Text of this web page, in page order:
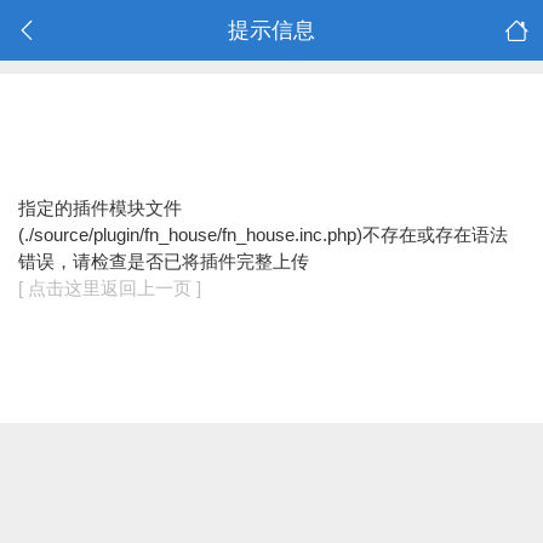
提示信息
指定的插件模块文件
(./source/plugin/fn_house/fn_house.inc.php)不存在或存在语法
错误，请检查是否已将插件完整上传
[ 点击这里返回上一页 ]